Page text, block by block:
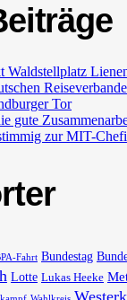
Waldstellplatz
Tor
gute
zur MIT-
Fahrt Bundestag
Lotte Lukas Heeke